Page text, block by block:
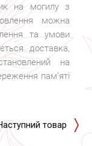
на могилу з
можна
та умови
доставка,
на
пам’яті
товар